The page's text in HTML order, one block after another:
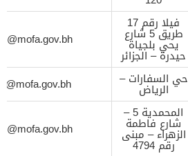
فيلا رقم 17
طريق 5 شارع
يحي بلجياة
حيدرة – الجزائر
حي السفارات –
الرياض
المحمدية 5 –
شارع فاطمة
الزهراء – مبنى
رقم 4794